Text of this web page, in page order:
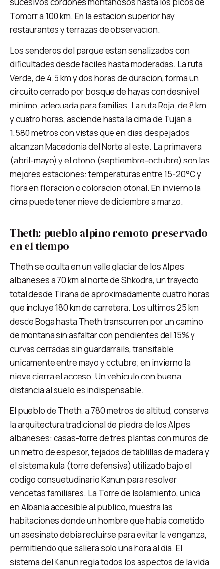
Tomorr a 100 km. En la estacion superior hay
restaurantes y terrazas de observacion.
Los senderos del parque estan senalizados con
dificultades desde faciles hasta moderadas. La ruta
Verde, de 4.5 km y dos horas de duracion, forma un
circuito cerrado por bosque de hayas con desnivel
minimo, adecuada para familias. La ruta Roja, de 8 km
y cuatro horas, asciende hasta la cima de Tujan a
1.580 metros con vistas que en dias despejados
alcanzan Macedonia del Norte al este. La primavera
(abril-mayo) y el otono (septiembre-octubre) son las
mejores estaciones: temperaturas entre 15-20°C y
flora en floracion o coloracion otonal. En invierno la
cima puede tener nieve de diciembre a marzo.
Theth: pueblo alpino remoto preservado
en el tiempo
Theth se oculta en un valle glaciar de los Alpes
albaneses a 70 km al norte de Shkodra, un trayecto
total desde Tirana de aproximadamente cuatro horas
que incluye 180 km de carretera. Los ultimos 25 km
desde Boga hasta Theth transcurren por un camino
de montana sin asfaltar con pendientes del 15% y
curvas cerradas sin guardarrails, transitable
unicamente entre mayo y octubre; en invierno la
nieve cierra el acceso. Un vehiculo con buena
distancia al suelo es indispensable.
El pueblo de Theth, a 780 metros de altitud, conserva
la arquitectura tradicional de piedra de los Alpes
albaneses: casas-torre de tres plantas con muros de
un metro de espesor, tejados de tablillas de madera y
el sistema kula (torre defensiva) utilizado bajo el
codigo consuetudinario Kanun para resolver
vendetas familiares. La Torre de Isolamiento, unica
en Albania accesible al publico, muestra las
habitaciones donde un hombre que habia cometido
un asesinato debia recluirse para evitar la venganza,
permitiendo que saliera solo una hora al dia. El
sistema del Kanun regia todos los aspectos de la vida